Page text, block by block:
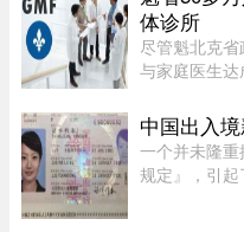
段甚至被冲
体诊所
尽管魁北克
与家庭医生达
而只是被纳入
理体系。 ...
中国出入
一个并未隆
规定』，引